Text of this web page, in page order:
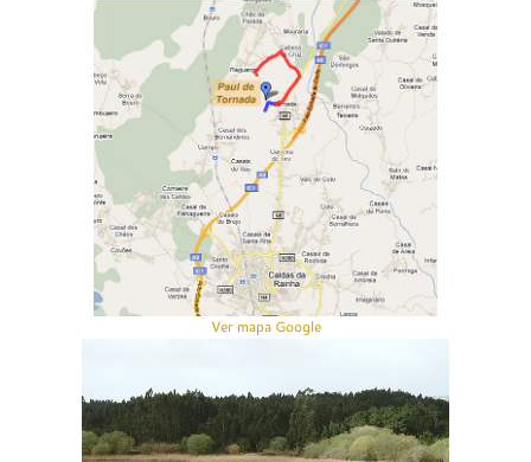
Ver mapa Google